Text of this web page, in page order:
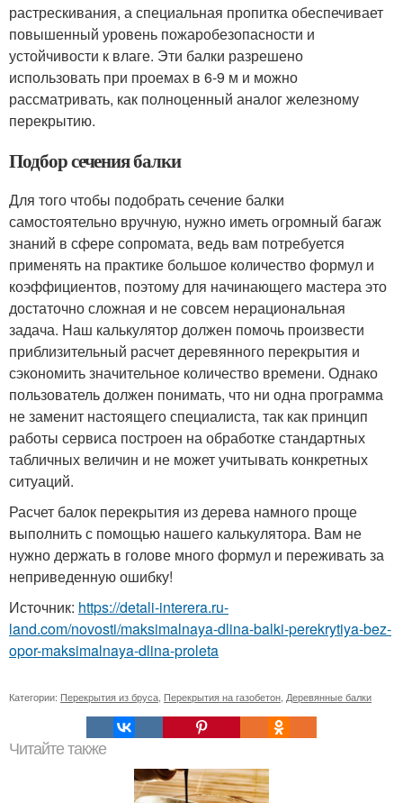
растрескивания, а специальная пропитка обеспечивает
повышенный уровень пожаробезопасности и
устойчивости к влаге. Эти балки разрешено
использовать при проемах в 6-9 м и можно
рассматривать, как полноценный аналог железному
перекрытию.
Подбор сечения балки
Для того чтобы подобрать сечение балки
самостоятельно вручную, нужно иметь огромный багаж
знаний в сфере сопромата, ведь вам потребуется
применять на практике большое количество формул и
коэффициентов, поэтому для начинающего мастера это
достаточно сложная и не совсем нерациональная
задача. Наш калькулятор должен помочь произвести
приблизительный расчет деревянного перекрытия и
сэкономить значительное количество времени. Однако
пользователь должен понимать, что ни одна программа
не заменит настоящего специалиста, так как принцип
работы сервиса построен на обработке стандартных
табличных величин и не может учитывать конкретных
ситуаций.
Расчет балок перекрытия из дерева намного проще
выполнить с помощью нашего калькулятора. Вам не
нужно держать в голове много формул и переживать за
неприведенную ошибку!
Источник: https://detali-interera.ru-
land.com/novosti/maksimalnaya-dlina-balki-perekrytiya-bez-
opor-maksimalnaya-dlina-proleta
Категории: Перекрытия из бруса Перекрытия на газобетон Деревянные балки
Читайте также